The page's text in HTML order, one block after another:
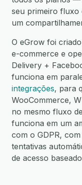
seu primeiro fluxo
um
O eGrow foi
e-commerce e
Delivery +
funciona em
integrações, para
WooCommerce,
no mesmo fluxo
funciona em um
com o GDPR,
tentativas
de acesso